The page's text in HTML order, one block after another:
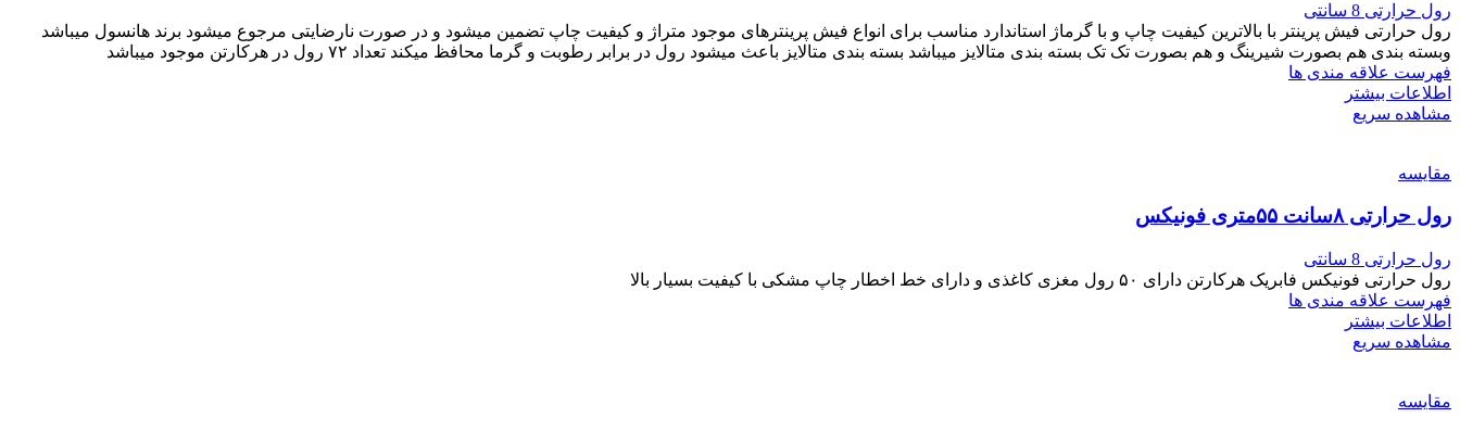
رول حرارتی 8 سانتی
رول حرارتی فیش پرینتر با بالاترین کیفیت چاپ و با گرماژ استاندارد مناسب برای انواع فیش پرینترهای موجود متراژ و کیفیت چاپ تضمین میشود و در صورت نارضایتی مرجوع میشود برند هانسول میباشد
و‌بسته بندی هم بصورت شیرینگ و هم بصورت تک تک بسته بندی متالایز میباشد بسته بندی متالایز باعث میشود رول در برابر رطوبت و گرما محافظ میکند تعداد ۷۲ رول در هرکارتن موجود میباشد
فهرست علاقه مندی ها
اطلاعات بیشتر
مشاهده سریع
مقایسه
رول حرارتی ۸سانت ۵۵متری فونیکس
رول حرارتی 8 سانتی
رول حرارتی فونیکس فابریک هرکارتن دارای ۵۰ رول مغزی کاغذی و دارای خط اخطار چاپ مشکی با کیفیت بسیار بالا
فهرست علاقه مندی ها
اطلاعات بیشتر
مشاهده سریع
مقایسه